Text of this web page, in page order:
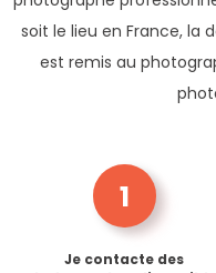
soit le lieu en France, la
est remis au
1
Je contacte des